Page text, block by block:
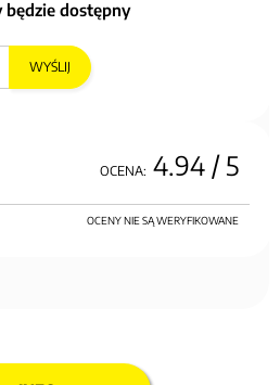
będzie dostępny
WYŚLIJ
OCENA: 4.94 / 5
OCENY NIE SĄ WERYFIKOWANE